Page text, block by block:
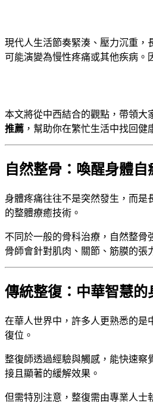
現代人生活節奏緊湊、壓力沉重，
可能演變為慢性疼痛或其他疾病。
本文將從中西結合的觀點，帶領大
推薦 ，幫助你在繁忙生活中找回健
自然整骨：喚醒身體自
身體疼痛往往不是突然發生，而
的整體療癒技術。
不同於一般的骨科治療，自然整
骨師會針對肌肉、關節、筋膜的張
傳統整復：中華智慧的
在華人世界中，許多人更熟悉的
復位。
整復師透過經驗與觸感，能快速察
接且顯著的緩解效果。
但需特別注意，整復需由專業人士